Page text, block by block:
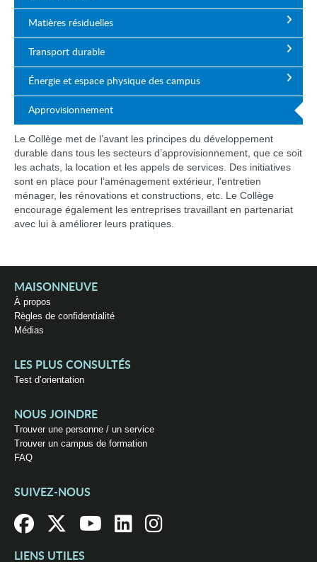
Matières résiduelles
Transport durable
Énergie et espace physique des campus
Approvisionnement
Le Collège met de l’avant les principes du développement
durable dans tous les secteurs d’approvisionnement, que ce soit
les achats, la location et les appels de services. Des initiatives
sont en place pour l’aménagement extérieur, l’entretien
ménager, les rénovations et constructions, etc. Le Collège
encourage également les entreprises travaillant en partenariat
avec lui à améliorer leurs pratiques.
MAISONNEUVE
À propos
Règles de confidentialité
Médias
LES PLUS CONSULTÉS
Test d’orientation
NOUS JOINDRE
Trouver une personne / un service
Trouver un campus de formation
FAQ
SUIVEZ-NOUS
LIENS UTILES